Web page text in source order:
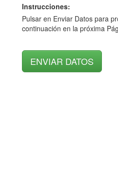
Instrucciones:
Pulsar en Enviar Datos para
continuación en la próxima